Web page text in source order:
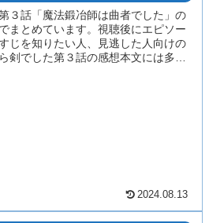
３話「魔法鍛冶師は曲者でした」の
まとめています。視聴後にエピソー
じを知りたい人、見逃した人向けの
剣でした第３話の感想本文には多少
2024.08.13